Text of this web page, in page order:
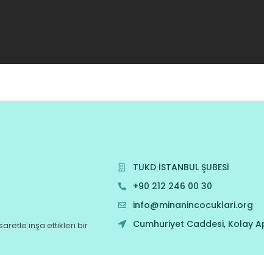
inşa ettikleri bir
TUKD İSTANBUL ŞUBESİ
+90 212 246 00 30
info@minanincocuklari.org
Cumhuriyet Caddesi, Kolay